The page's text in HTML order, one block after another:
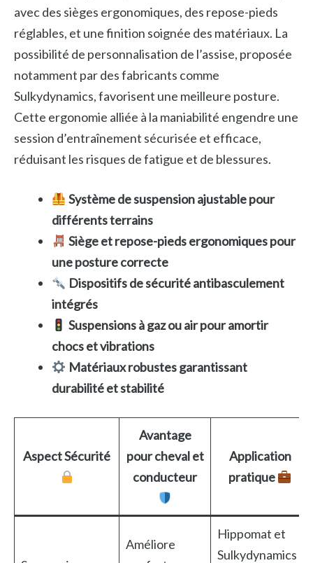
avec des sièges ergonomiques, des repose-pieds
réglables, et une finition soignée des matériaux. La
possibilité de personnalisation de l’assise, proposée
notamment par des fabricants comme
Sulkydynamics, favorisent une meilleure posture.
Cette ergonomie alliée à la maniabilité engendre une
session d’entraînement sécurisée et efficace,
réduisant les risques de fatigue et de blessures.
Système de suspension ajustable pour
différents terrains
Siège et repose-pieds ergonomiques pour
une posture correcte
Dispositifs de sécurité antibasculement
intégrés
Suspensions à gaz ou air pour amortir
chocs et vibrations
Matériaux robustes garantissant
durabilité et stabilité
Aspect Sécurité
Avantage
pour cheval et
conducteur
Application
pratique
Améliore
Hippomat et
Sulkydynamics